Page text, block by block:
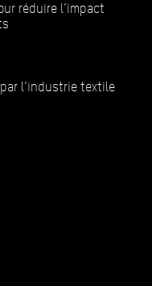
réduire l’impact
l’industrie textile